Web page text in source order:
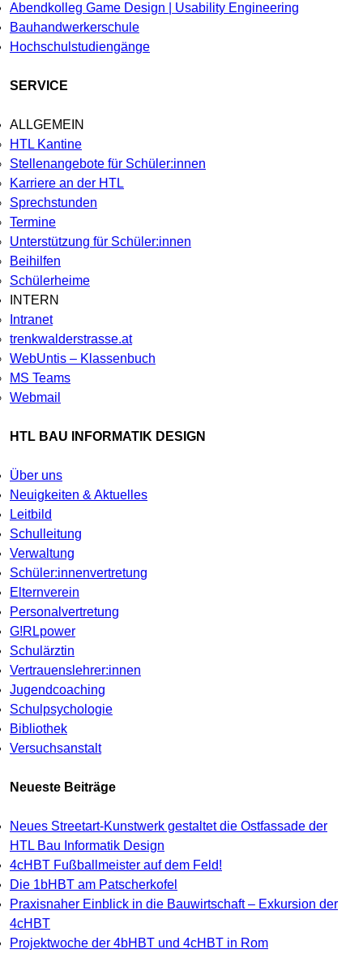
Abendkolleg Game Design | Usability Engineering
Bauhandwerkerschule
Hochschulstudiengänge
SERVICE
ALLGEMEIN
HTL Kantine
Stellenangebote für Schüler:innen
Karriere an der HTL
Sprechstunden
Termine
Unterstützung für Schüler:innen
Beihilfen
Schülerheime
INTERN
Intranet
trenkwalderstrasse.at
WebUntis – Klassenbuch
MS Teams
Webmail
HTL BAU INFORMATIK DESIGN
Über uns
Neuigkeiten & Aktuelles
Leitbild
Schulleitung
Verwaltung
Schüler:innenvertretung
Elternverein
Personalvertretung
G!RLpower
Schulärztin
Vertrauenslehrer:innen
Jugendcoaching
Schulpsychologie
Bibliothek
Versuchsanstalt
Neueste Beiträge
Neues Streetart-Kunstwerk gestaltet die Ostfassade der
HTL Bau Informatik Design
4cHBT Fußballmeister auf dem Feld!
Die 1bHBT am Patscherkofel
Praxisnaher Einblick in die Bauwirtschaft – Exkursion der
4cHBT
Projektwoche der 4bHBT und 4cHBT in Rom